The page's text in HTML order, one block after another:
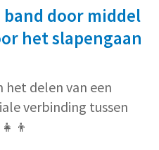
band door middel
het slapengaan
delen van een
verbinding tussen